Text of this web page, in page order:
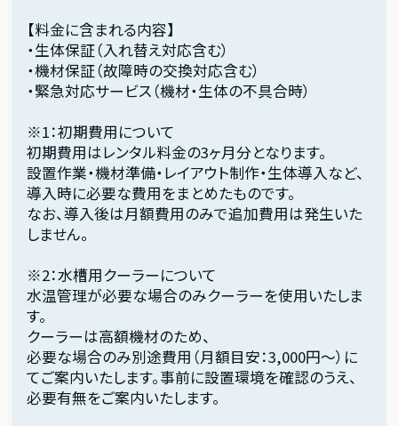
【料金に含まれる内容】
・生体保証（入れ替え対応含む）
・機材保証（故障時の交換対応含む）
・緊急対応サービス（機材・生体の不具合時）
※1：初期費用について
初期費用はレンタル料金の3ヶ月分となります。
設置作業・機材準備・レイアウト制作・生体導入など、
導入時に必要な費用をまとめたものです。
なお、導入後は月額費用のみで追加費用は発生いた
しません。
※2：水槽用クーラーについて
水温管理が必要な場合のみクーラーを使用いたしま
す。
クーラーは高額機材のため、
必要な場合のみ別途費用（月額目安：3,000円〜）に
てご案内いたします。事前に設置環境を確認のうえ、
必要有無をご案内いたします。